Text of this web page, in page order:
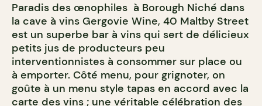
Paradis des œnophiles à Borough Niché dans
la cave à vins Gergovie Wine, 40 Maltby Street
est un superbe bar à vins qui sert de délicieux
petits jus de producteurs peu
interventionnistes à consommer sur place ou
à emporter. Côté menu, pour grignoter, on
goûte à un menu style tapas en accord avec la
carte des vins ; une véritable célébration des